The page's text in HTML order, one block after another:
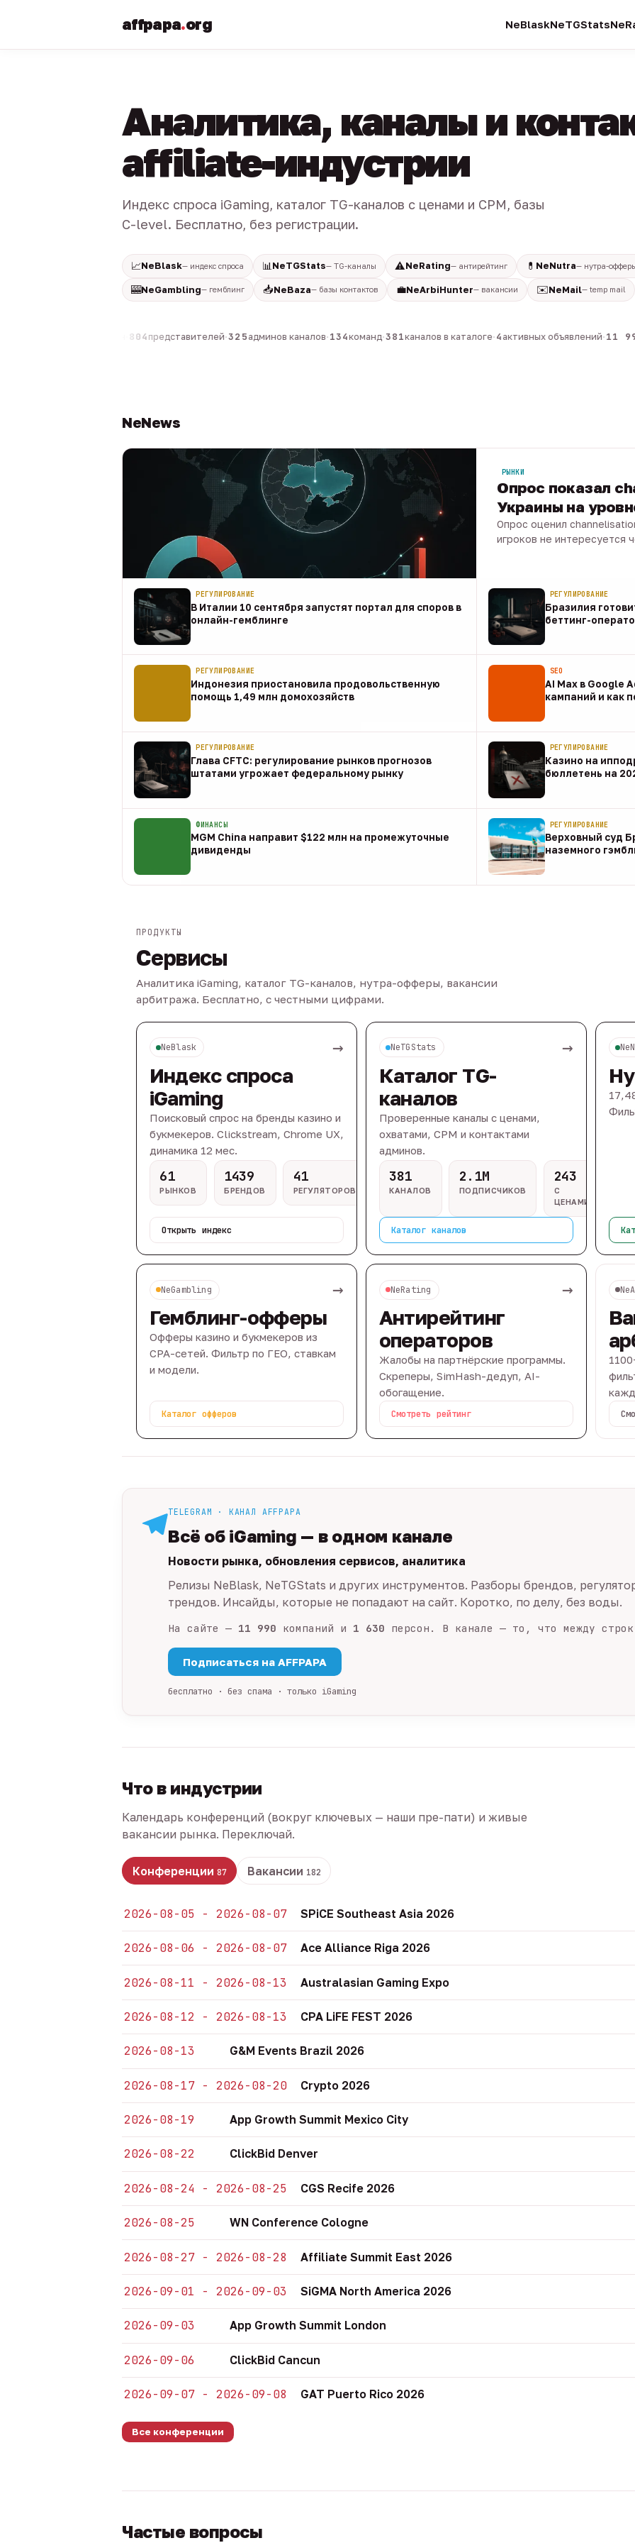
affpapa.org NeBlaskNeTGStats
Аналитика, каналы и
affiliate-индустрии
Индекс спроса iGaming, каталог TG-каналов с ценами и CPM, базы
C-level. Бесплатно, без регистрации.
📈NeBlask— индекс спроса 📊 NeTGStats— TG-каналы ⚠️NeRating— антирейтинг 💊 NeNutra— нутра-
🎰NeGambling— гемблинг 📥NeBaza— базы контактов 💼NeArbiHunter— вакансии ✉️NeMail— temp mail
804представителей·325админов каналов·134команд·381каналов в каталоге·4активных объявлений·11 990
NeNews
РЫНКИ
Опрос показал
Украины на
Опрос оценил
игроков не интересуется
РЕГУЛИРОВАНИЕ
В Италии 10 сентября запустят портал для споров в
онлайн-гемблинге
РЕГУЛИРОВАНИЕ
Бразилия
беттинг-
07 авг
РЕГУЛИРОВАНИЕ
Индонезия приостановила продовольственную
помощь 1,49 млн домохозяйств
SEO
AI Max в Google
кампаний и как
07 авг
РЕГУЛИРОВАНИЕ
Глава CFTC: регулирование рынков прогнозов
штатами угрожает федеральному рынку
РЕГУЛИРОВАНИЕ
Казино на
бюллетень на
07 авг
ФИНАНСЫ
MGM China направит $122 млн на промежуточные
дивиденды
РЕГУЛИРОВАНИЕ
Верховный суд
наземного
07 авг
ПРОДУКТЫ
Сервисы
Аналитика iGaming, каталог TG-каналов, нутра-офферы, вакансии
арбитража. Бесплатно, с честными цифрами.
NeBlask →
Индекс спроса
iGaming
Поисковый спрос на бренды казино и
букмекеров. Clickstream, Chrome UX,
динамика 12 мес.
61
РЫНКОВ
1439
БРЕНДОВ
41
РЕГУЛЯТОРОВ
Открыть индекс
NeTGStats →
Каталог TG-
каналов
Проверенные каналы с ценами,
охватами, CPM и контактами
админов.
381
КАНАЛОВ
2.1M
ПОДПИСЧИКОВ
243
С
ЦЕНАМИ
Каталог каналов
NeGambling →
Гемблинг-офферы
Офферы казино и букмекеров из
CPA-сетей. Фильтр по ГЕО, ставкам
и модели.
Каталог офферов
NeRating →
Антирейтинг
операторов
Жалобы на партнёрские программы.
Скреперы, SimHash-дедуп, AI-
обогащение.
Смотреть рейтинг
TELEGRAM · КАНАЛ AFFPAPA
Всё об iGaming — в одном канале
Новости рынка, обновления сервисов, аналитика
Релизы NeBlask, NeTGStats и других инструментов. Разборы брендов,
трендов. Инсайды, которые не попадают на сайт. Коротко, по делу, без воды.
На сайте — 11 990 компаний и 1 630 персон. В канале — то, что между
Подписаться на AFFPAPA
бесплатно · без спама · только iGaming
Что в индустрии
Календарь конференций (вокруг ключевых — наши пре-пати) и живые
вакансии рынка. Переключай.
Конференции 87 Вакансии 182
2026-08-05 - 2026-08-07 SPiCE Southeast Asia 2026
2026-08-06 - 2026-08-07 Ace Alliance Riga 2026
2026-08-11 - 2026-08-13 Australasian Gaming Expo
2026-08-12 - 2026-08-13 CPA LiFE FEST 2026
2026-08-13 G&M Events Brazil 2026
2026-08-17 - 2026-08-20 Crypto 2026
2026-08-19 App Growth Summit Mexico City
2026-08-22 ClickBid Denver
2026-08-24 - 2026-08-25 CGS Recife 2026
2026-08-25 WN Conference Cologne
2026-08-27 - 2026-08-28 Affiliate Summit East 2026
2026-09-01 - 2026-09-03 SiGMA North America 2026
2026-09-03 App Growth Summit London
2026-09-06 ClickBid Cancun
2026-09-07 - 2026-09-08 GAT Puerto Rico 2026
Все конференции
Частые вопросы